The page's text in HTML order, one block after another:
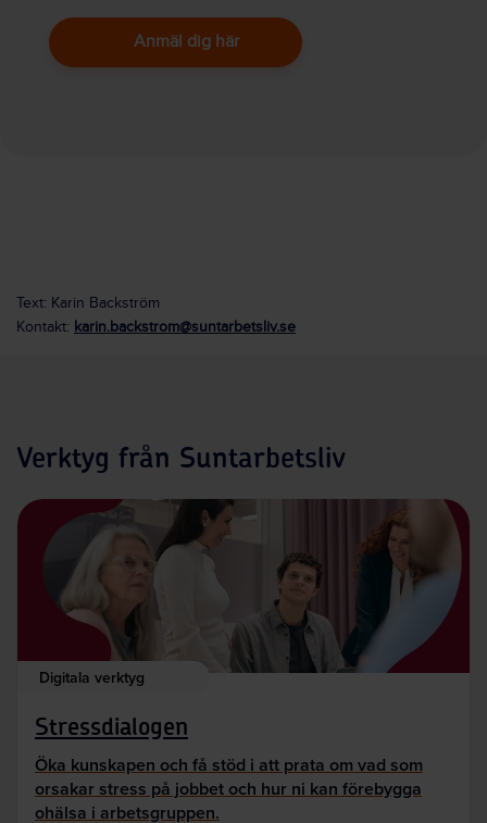
Anmäl dig här
Text: Karin Backström
Kontakt: karin.backstrom@suntarbetsliv.se
Verktyg från Suntarbetsliv
Digitala verktyg
Stressdialogen
Öka kunskapen och få stöd i att prata om vad som
orsakar stress på jobbet och hur ni kan förebygga
ohälsa i arbetsgruppen.